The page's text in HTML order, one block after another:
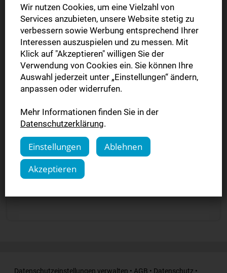
Welches Abonnement möchten
Sie widerrufen?
SWPplus »
Digitale Zeitung »
Komplettpaket »
Werbefrei-Pass »
Datenschutzeinstellungen verwalten • AGB • Datenschutz •
Wir nutzen Cookies, um eine Vielzahl von
Services anzubieten, unsere Website stetig zu
verbessern sowie Werbung entsprechend Ihrer
Interessen auszuspielen und zu messen. Mit
Klick auf "Akzeptieren" willigen Sie der
Verwendung von Cookies ein. Sie können Ihre
Auswahl jederzeit unter „Einstellungen“ ändern,
anpassen oder widerrufen.
Mehr Informationen finden Sie in der
Datenschutzerklärung.
Einstellungen
Ablehnen
Akzeptieren